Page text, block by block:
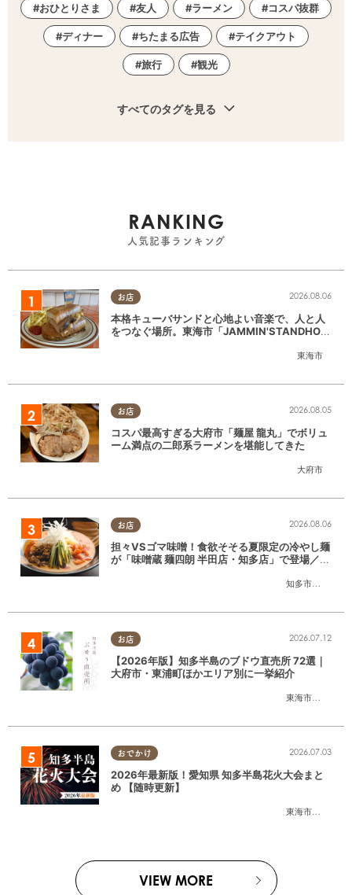
おひとりさま 友人 ラーメン コスパ抜群
ディナー ちたまる広告 テイクアウト
旅行 観光
すべてのタグを見る
RANKING
人気記事ランキング
お店
東海市
2026.08.06
本格キューバサンドと心地よい音楽で、人と人
をつなぐ場所。東海市「JAMMIN'STANDHOU
お店
大府市
2026.08.05
コスパ最高すぎる大府市「麺屋 龍丸」でボリュ
ーム満点の二郎系ラーメンを堪能してきた
お店
知多市半田市
2026.08.06
担々VSゴマ味噌！食欲そそる夏限定の冷やし麺
が「味噌蔵 麺四朗 半田店・知多店」で登場／ち
お店
東海市大府市
2026.07.12
【2026年版】知多半島のブドウ直売所 72選｜
大府市・東浦町ほかエリア別に一挙紹介
おでかけ
東海市大府市
2026.07.03
2026年最新版！愛知県 知多半島花火大会まと
め 【随時更新】
VIEW MORE